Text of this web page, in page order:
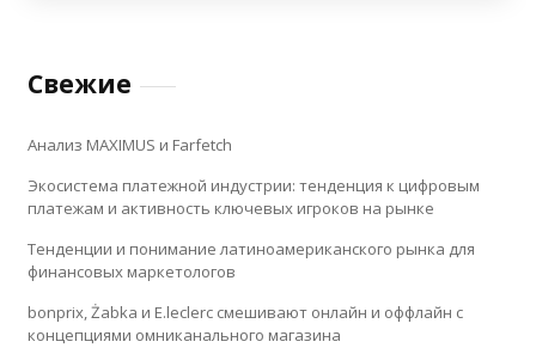
Свежие
Анализ MAXIMUS и Farfetch
Экосистема платежной индустрии: тенденция к цифровым
платежам и активность ключевых игроков на рынке
Тенденции и понимание латиноамериканского рынка для
финансовых маркетологов
bonprix, Żabka и E.leclerc смешивают онлайн и оффлайн с
концепциями омниканального магазина